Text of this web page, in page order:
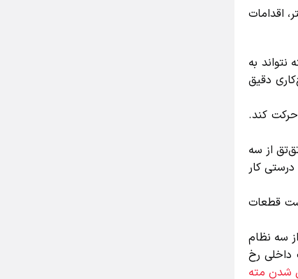
اقدامات
به
دقیق
کند.
از سه
کار
قطعات
سه نظام
رخ
مته